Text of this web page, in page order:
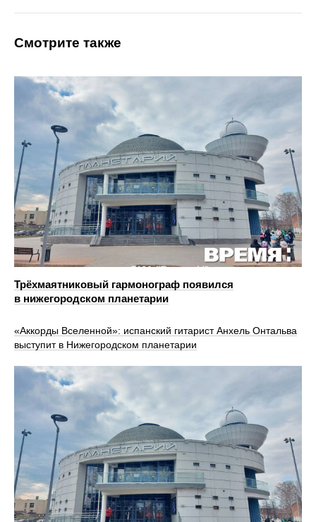
Смотрите также
Трёхмаятниковый гармонограф появился
в нижегородском планетарии
«Аккорды Вселенной»: испанский гитарист Анхель Онтальва
выступит в Нижегородском планетарии